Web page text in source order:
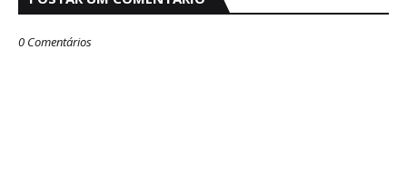
0 Comentários